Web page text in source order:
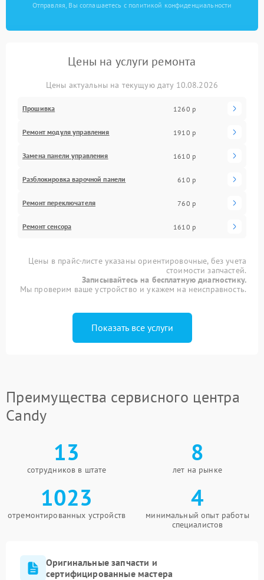
Отправляя, Вы соглашаетесь с политикой конфиденциальности
Цены на услуги ремонта
Цены актуальны на текущую дату 10.08.2026
Прошивка 1260 р
Ремонт модуля управления 1910 р
Замена панели управления 1610 р
Разблокировка варочной панели 610 р
Ремонт переключателя 760 р
Ремонт сенсора 1610 р
Цены в прайс-листе указаны ориентировочные, без учета
стоимости запчастей.
Записывайтесь на бесплатную диагностику.
Мы проверим ваше устройство и укажем на неисправность.
Показать все услуги
Преимущества сервисного центра
Candy
13
сотрудников в штате
8
лет на рынке
1023
отремонтированных устройств
4
минимальный опыт работы
специалистов
Оригинальные запчасти и
сертифицированные мастера